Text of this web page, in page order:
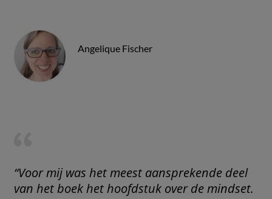
Angelique Fischer
“Voor mij was het meest aansprekende deel
van het boek het hoofdstuk over de mindset.